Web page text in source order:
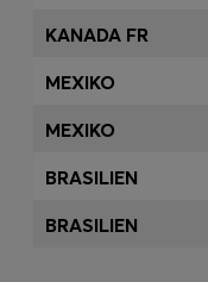
KANADA FR
MEXIKO
MEXIKO
BRASILIEN
BRASILIEN